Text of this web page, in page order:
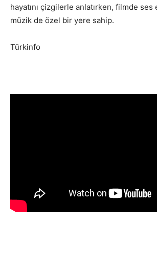
hayatını çizgilerle anlatırken, filmde
müzik de özel bir yere sahip.
Türkinfo